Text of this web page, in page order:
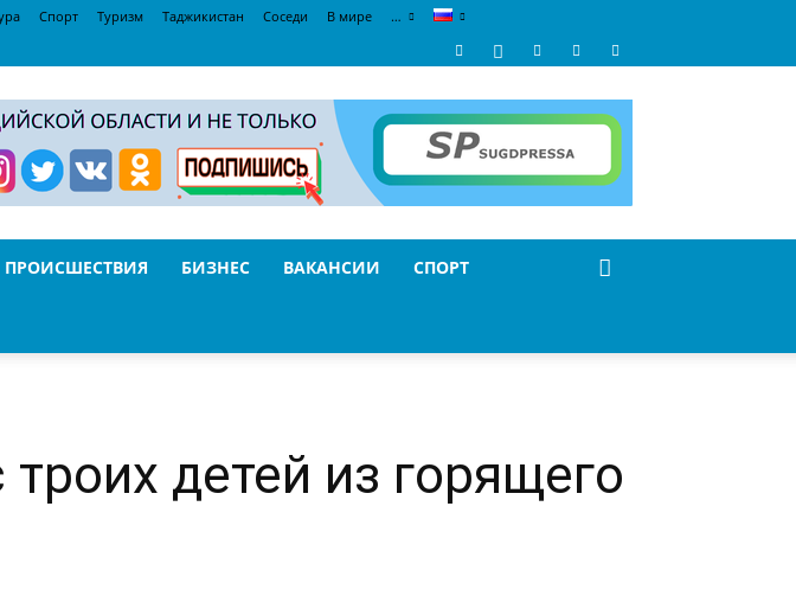
Спорт Туризм Таджикистан Соседи В мире …
ПРОИСШЕСТВИЯ БИЗНЕС ВАКАНСИИ СПОРТ
детей из горящего